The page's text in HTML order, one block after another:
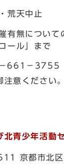
荒天中止
有無について
ール」まで
661－3755
注意ください。
北青少年活動
京都市北